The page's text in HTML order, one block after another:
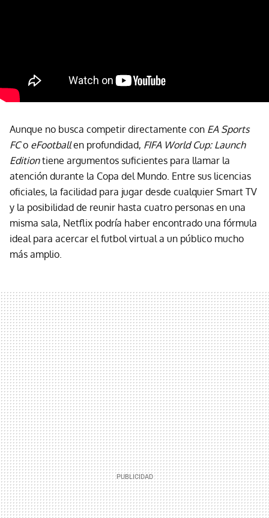
Aunque no busca competir directamente con EA Sports
FCo eFootballen profundidad, FIFA World Cup: Launch
Editiontiene argumentos suficientes para llamar la
atención durante la Copa del Mundo. Entre sus licencias
oficiales, la facilidad para jugar desde cualquier Smart TV
y la posibilidad de reunir hasta cuatro personas en una
misma sala, Netflix podría haber encontrado una fórmula
ideal para acercar el futbol virtual a un público mucho
más amplio.